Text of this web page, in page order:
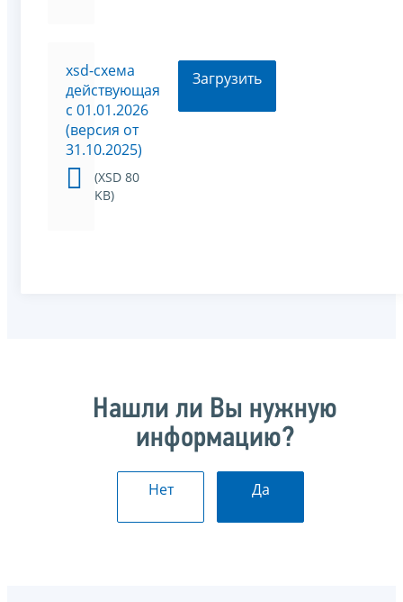
xsd-схема
действующая
с 01.01.2026
(версия от
31.10.2025)
(XSD 80
KB)
Загрузить
Нашли ли Вы нужную
информацию?
Нет Да